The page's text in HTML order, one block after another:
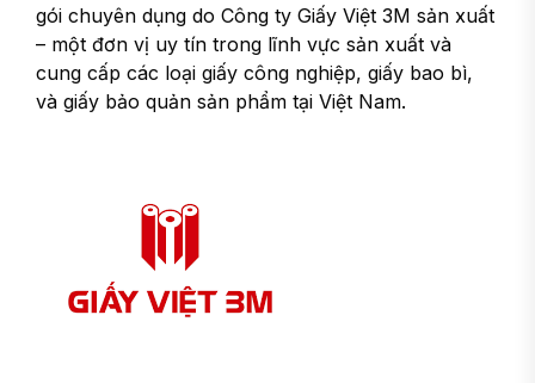
gói chuyên dụng do Công ty Giấy Việt 3M sản xuất
– một đơn vị uy tín trong lĩnh vực sản xuất và
cung cấp các loại giấy công nghiệp, giấy bao bì,
và giấy bảo quản sản phẩm tại Việt Nam.